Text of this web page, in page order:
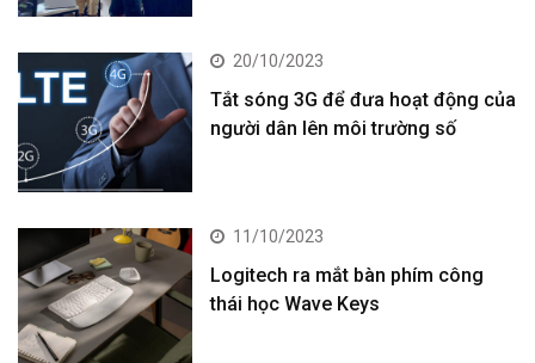
20/10/2023
Tắt sóng 3G để đưa hoạt động của
người dân lên môi trường số
11/10/2023
Logitech ra mắt bàn phím công
thái học Wave Keys